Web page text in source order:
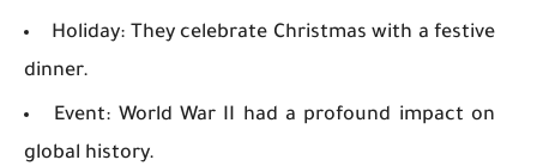
Holiday: They celebrate Christmas with a festive
dinner.
Event: World War II had a profound impact on
global history.